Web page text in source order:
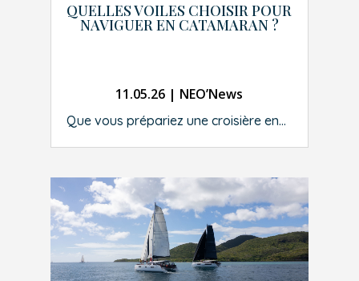
QUELLES VOILES CHOISIR POUR
NAVIGUER EN CATAMARAN ?
11.05.26 | NEO’News
Que vous prépariez une croisière en...